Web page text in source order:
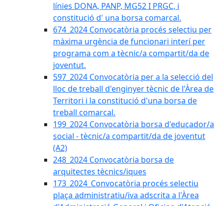
línies DONA, PANP, MG52 I PRGC, i
constitució d' una borsa comarcal.
674_2024 Convocatòria procés selectiu per
màxima urgència de funcionari interí per
programa com a tècnic/a compartit/da de
joventut.
597_2024 Convocatòria per a la selecció del
lloc de treball d'enginyer tècnic de l'Àrea de
Territori i la constitució d'una borsa de
treball comarcal.
199_2024 Convocatòria borsa d'educador/a
social - tècnic/a compartit/da de joventut
(A2)
248_2024 Convocatòria borsa de
arquitectes tècnics/iques
173_2024_Convocatòria procés selectiu
plaça administratiu/iva adscrita a l'Àrea